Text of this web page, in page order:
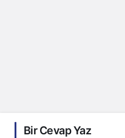
Bir Cevap Yaz